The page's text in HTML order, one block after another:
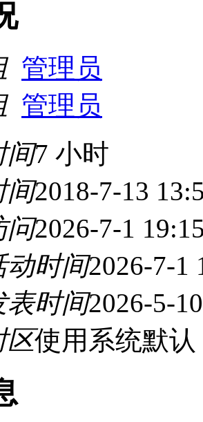
管理员
管理员
间7 小时
间2018-7-13
问2026-7-1
动时间2026-7-1
表时间2026-5-
区使用系统默认